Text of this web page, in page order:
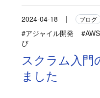
2024-04-18 | ブログ
#アジャイル開発
#AWS
び
スクラム入門
ました